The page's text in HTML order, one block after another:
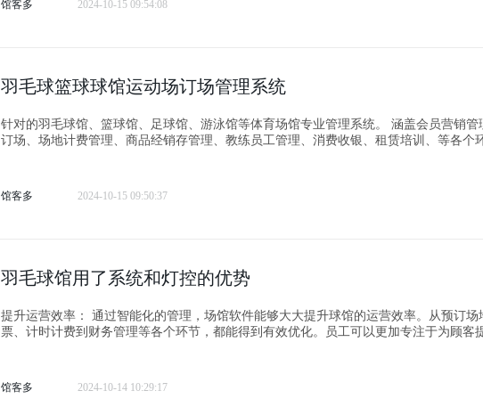
馆客多 2024-10-15 09:54:08
羽毛球篮球球馆运动场订场管理系统
针对的羽毛球馆、篮球馆、足球馆、游泳馆等体育场馆专业管理系统。 涵盖会员营销管理、在线
订场、场地计费管理、商品经销存管理、教练员工管理、消费收银、租赁培训、等各个
馆客多 2024-10-15 09:50:37
羽毛球馆用了系统和灯控的优势
提升运营效率： 通过智能化的管理，场馆软件能够大大提升球馆的运营效率。从预订场地、售
票、计时计费到财务管理等各个环节，都能得到有效优化。员工可以更加专注于为顾客
馆客多 2024-10-14 10:29:17